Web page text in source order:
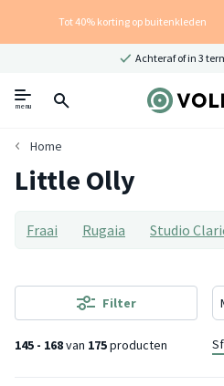
Tot 40% korting op buitenkleden
Achteraf of in 3
menu
Home
Little Olly
Fraai Rugaia Studio
145 - 168van 175producten
Filter